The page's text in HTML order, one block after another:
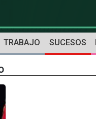
TRABAJO SUCESOS